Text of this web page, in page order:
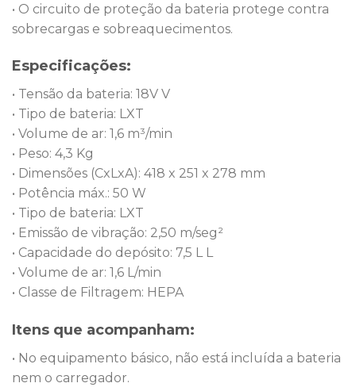
• O circuito de proteção da bateria protege contra
sobrecargas e sobreaquecimentos.
Especificações:
• Tensão da bateria: 18V V
• Tipo de bateria: LXT
• Volume de ar: 1,6 m³/min
• Peso: 4,3 Kg
• Dimensões (CxLxA): 418 x 251 x 278 mm
• Potência máx.: 50 W
• Tipo de bateria: LXT
• Emissão de vibração: 2,50 m/seg²
• Capacidade do depósito: 7,5 L L
• Volume de ar: 1,6 L/min
• Classe de Filtragem: HEPA
Itens que acompanham:
• No equipamento básico, não está incluída a bateria
nem o carregador.